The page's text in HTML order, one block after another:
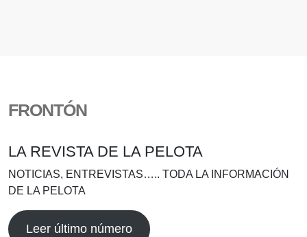
FRONTÓN
LA REVISTA DE LA PELOTA
NOTICIAS, ENTREVISTAS….. TODA LA INFORMACIÓN
DE LA PELOTA
Leer último número